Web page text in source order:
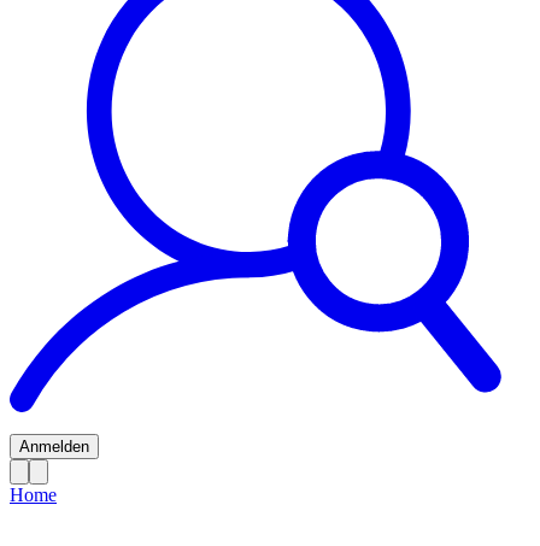
Anmelden
Home